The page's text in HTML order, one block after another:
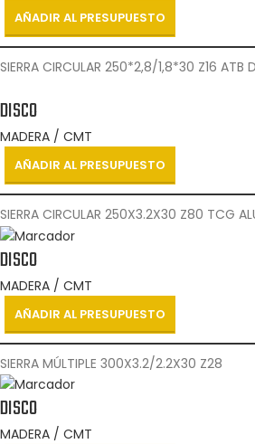
AÑADIR AL PRESUPUESTO
SIERRA CIRCULAR 250*2,8/1,8*30 Z16 ATB
DISCO
MADERA / CMT
AÑADIR AL PRESUPUESTO
SIERRA CIRCULAR 250X3.2X30 Z80 TCG
DISCO
MADERA / CMT
AÑADIR AL PRESUPUESTO
SIERRA MÚLTIPLE 300X3.2/2.2X30 Z28
DISCO
MADERA / CMT